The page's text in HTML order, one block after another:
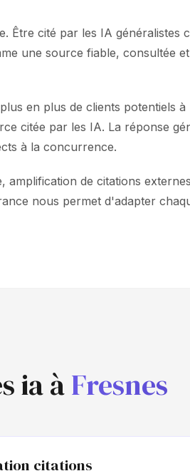
cité par les IA généralistes
une source fiable, consultée
en plus de clients potentiels
citée par les IA. La réponse
à la concurrence.
de citations
nous permet d'adapter
ia àFresnes
citations